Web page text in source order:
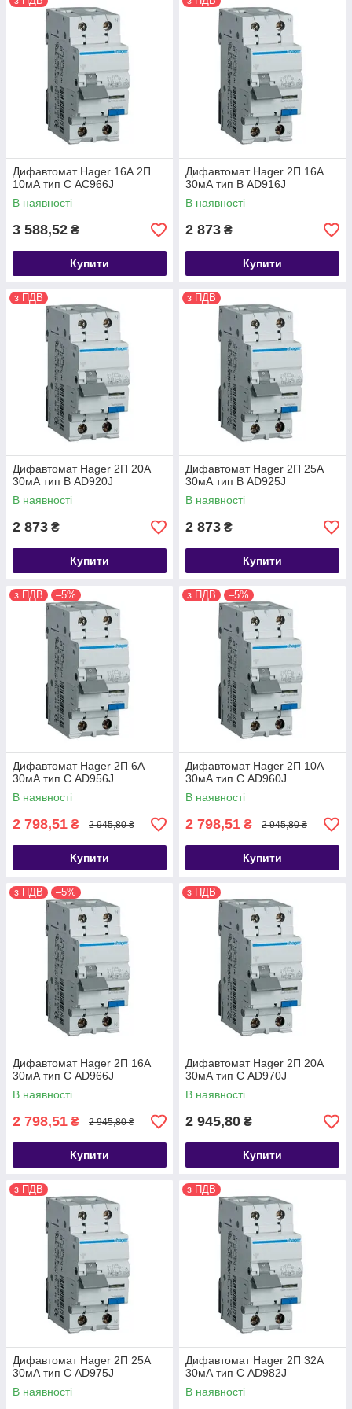
Дифавтомат Hager 16А 2П
10мА тип С AC966J
В наявності
3 588,52 ₴
Купити
Дифавтомат Hager 2П 16А
30мА тип В AD916J
В наявності
2 873 ₴
Купити
з ПДВ
Дифавтомат Hager 2П 20А
30мА тип В AD920J
В наявності
2 873 ₴
Купити
з ПДВ
Дифавтомат Hager 2П 25А
30мА тип В AD925J
В наявності
2 873 ₴
Купити
з ПДВ –5%
Дифавтомат Hager 2П 6А
30мА тип С AD956J
В наявності
2 798,51 ₴ 2 945,80 ₴
Купити
з ПДВ –5%
Дифавтомат Hager 2П 10А
30мА тип С AD960J
В наявності
2 798,51 ₴ 2 945,80 ₴
Купити
з ПДВ –5%
Дифавтомат Hager 2П 16А
30мА тип С AD966J
В наявності
2 798,51 ₴ 2 945,80 ₴
Купити
з ПДВ
Дифавтомат Hager 2П 20А
30мА тип С AD970J
В наявності
2 945,80 ₴
Купити
з ПДВ
Дифавтомат Hager 2П 25А
30мА тип С AD975J
В наявності
з ПДВ
Дифавтомат Hager 2П 32А
30мА тип С AD982J
В наявності